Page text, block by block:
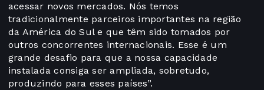
acessar novos mercados. Nós temos
tradicionalmente parceiros importantes na região
da América do Sul e que têm sido tomados por
outros concorrentes internacionais. Esse é um
grande desafio para que a nossa capacidade
instalada consiga ser ampliada, sobretudo,
produzindo para esses países”.